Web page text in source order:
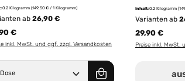
0.2 Kilogramm (149,50 € / 1 Kilogramm)
ab 26,90 €
€
inkl. MwSt. und ggf. zzgl. Versandkosten
Anzahl: Gib den
Inhalt:0.2 Kilogramm
Varianten ab
29,90 €
Preise inkl. MwSt.